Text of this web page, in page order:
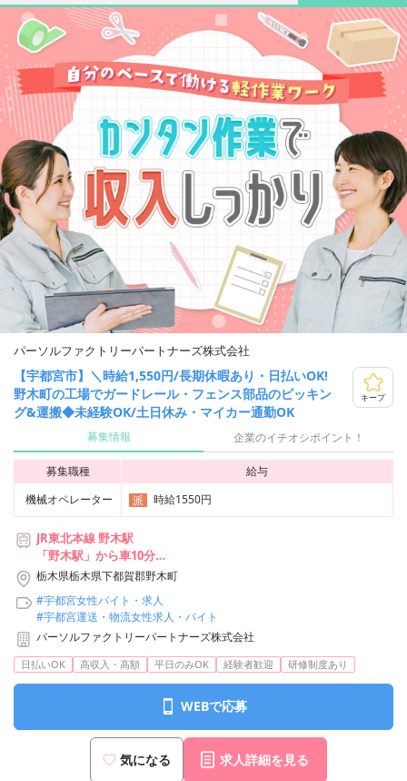
パーソルファクトリーパートナーズ株式会社
【宇都宮市】＼時給1,550円/長期休暇あり・日払いOK!
野木町の工場でガードレール・フェンス部品のピッキン
グ&運搬◆未経験OK/土日休み・マイカー通勤OK
キープ
募集情報 企業のイチオシポイント！
募集職種
給与
機械オペレーター
派 時給1550円
JR東北本線 野木駅
「野木駅」から車10分
★自転車、バイク、マイカー通勤OK（無料駐車場あり）
栃木県栃木県下都賀郡野木町
#宇都宮女性バイト・求人
#宇都宮運送・物流女性求人・バイト
パーソルファクトリーパートナーズ株式会社
日払いOK 高収入・高額 平日のみOK 経験者歓迎 研修制度あり
WEBで応募
気になる 求人詳細を見る